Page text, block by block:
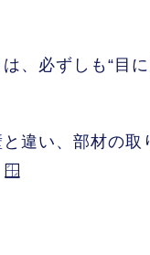
、必ずしも“目
違い、部材の